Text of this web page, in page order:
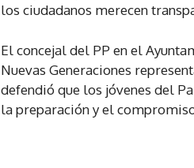
los ciudadanos merecen
El concejal del PP en el
Nuevas Generaciones
defendió que los jóvenes del
la preparación y el